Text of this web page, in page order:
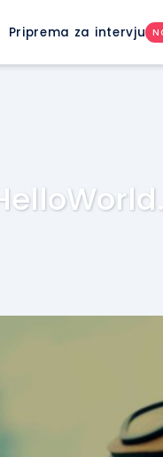
Priprema za intervju